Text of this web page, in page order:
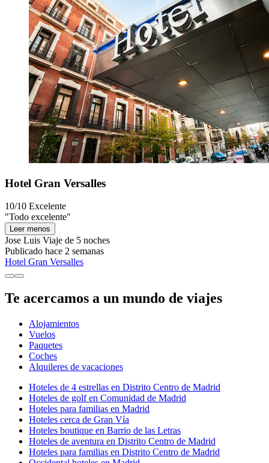
Hotel Gran Versalles
10/10 Excelente
"Todo excelente"
Leer menos
Jose Luis Viaje de 5 noches
Publicado hace 2 semanas
Hotel Gran Versalles
Te acercamos a un mundo de viajes
Alojamientos
Vuelos
Paquetes
Coches
Alquileres de vacaciones
Hoteles de 4 estrellas en Distrito Centro de Madrid
Hoteles de golf en Comunidad de Madrid
Hoteles para familias en Madrid
Hoteles cerca de Gran Vía
Hoteles boutique en Barrio de las Letras
Hoteles de aventura en Distrito Centro de Madrid
Hoteles para familias en Distrito Centro de Madrid